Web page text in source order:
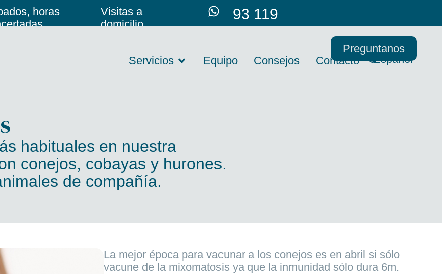
horas
Visitas a
domicilio
93 119
66 53
Servicios Equipo Consejos Contacto Español
habituales en nuestra
conejos, cobayas y hurones.
de compañía.
Preguntanos
La mejor época para vacunar a los conejos es en abril si sólo
vacune de la mixomatosis ya que la inmunidad sólo dura 6m.